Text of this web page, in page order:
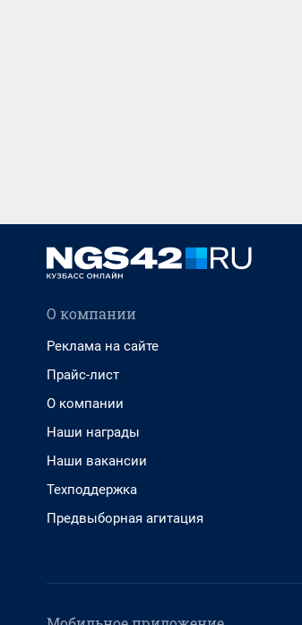
О компании
Реклама на сайте
Прайс-лист
О компании
Наши награды
Наши вакансии
Техподдержка
Предвыборная агитация